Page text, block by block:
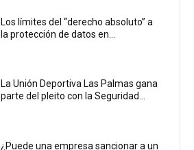
Los límites del “derecho absoluto” a
la protección de datos en...
La Unión Deportiva Las Palmas gana
parte del pleito con la Seguridad...
¿Puede una empresa sancionar a un